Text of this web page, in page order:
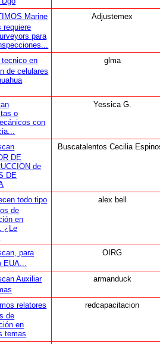
Marine
requiere
para
Adjustemex
tecnico en
de celulares
glma
o
con
Yessica G.
DE
de
DE
Buscatalentos Cecilia
todo tipo
de
en
¿Le
alex bell
para
EUA...
OIRG
Auxiliar
armanduck
relatores
de
en
temas
redcapacitacion